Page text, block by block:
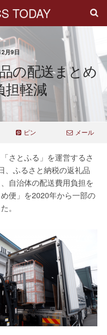
TODAY
月9日
の配送まとめ
担軽減
ピン メール
さとふる」を運営するさ
、ふるさと納税の返礼品
自治体の配送費用負担を
便」を2020年から一部の
。